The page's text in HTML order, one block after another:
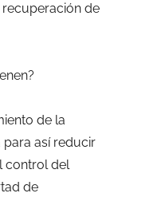
de
de la
así reducir
control del
de